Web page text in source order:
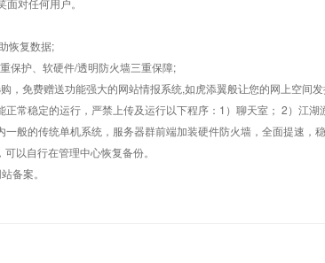
对任何用户。
恢复数据;
保护、软硬件/透明防火墙三重保障;
，免费赠送功能强大的网站情报系统,如虎添翼般让您的网上空间
常稳定的运行，严禁上传及运行以下程序：1）聊天室； 2）江
般的传统单机系统，服务器群前端加装硬件防火墙，全面提速，
以自行在管理中心恢复备份。
备案。